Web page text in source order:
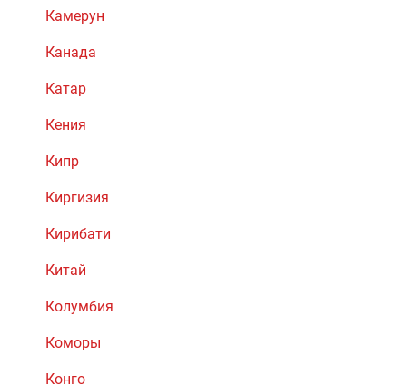
Камерун
Канада
Катар
Кения
Кипр
Киргизия
Кирибати
Китай
Колумбия
Коморы
Конго